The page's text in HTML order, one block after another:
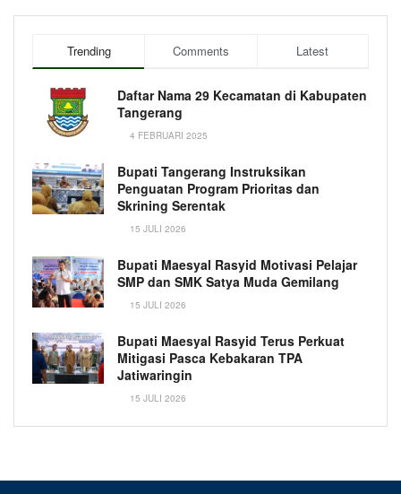
Trending Comments Latest
Daftar Nama 29 Kecamatan di Kabupaten
Tangerang
4 FEBRUARI 2025
Bupati Tangerang Instruksikan
Penguatan Program Prioritas dan
Skrining Serentak
15 JULI 2026
Bupati Maesyal Rasyid Motivasi Pelajar
SMP dan SMK Satya Muda Gemilang
15 JULI 2026
Bupati Maesyal Rasyid Terus Perkuat
Mitigasi Pasca Kebakaran TPA
Jatiwaringin
15 JULI 2026